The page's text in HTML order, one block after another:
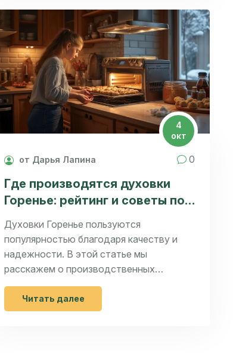
также делимся полезными советами по
декорированию и сервировке. Идеи и
практические рекомендации помогут
вам организовать идеальную вечеринку,
которой ваши гости будут
наслаждаться с удовольствием.
4
окт
от Дарья Лапина 0
Где производятся духовки
Горенье: рейтинг и советы по
Духовки Горенье пользуются
популярностью благодаря качеству и
надежности. В этой статье мы
расскажем о производственных
мощностях бренда и представим
рейтинг лучших моделей для выпечки.
Также рассмотрим, какие особенности
Читать далее